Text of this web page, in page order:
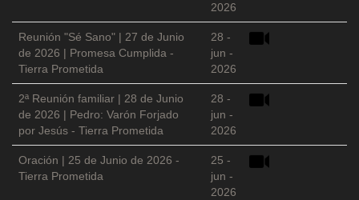
2026
Reunión "Sé Sano" | 27 de Junio
de 2026 | Promesa Cumplida -
Tierra Prometida
28 -
jun -
2026
2ª Reunión familiar | 28 de Junio
de 2026 | Pedro: Varón Forjado
por Jesús - Tierra Prometida
28 -
jun -
2026
Oración | 25 de Junio de 2026 -
Tierra Prometida
25 -
jun -
2026